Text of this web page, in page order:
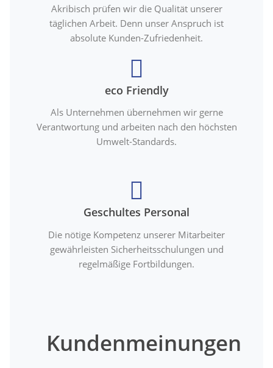
Akribisch prüfen wir die Qualität unserer
täglichen Arbeit. Denn unser Anspruch ist
absolute Kunden-Zufriedenheit.
eco Friendly
Als Unternehmen übernehmen wir gerne
Verantwortung und arbeiten nach den höchsten
Umwelt-Standards.
Geschultes Personal
Die nötige Kompetenz unserer Mitarbeiter
gewährleisten Sicherheitsschulungen und
regelmäßige Fortbildungen.
Kundenmeinungen